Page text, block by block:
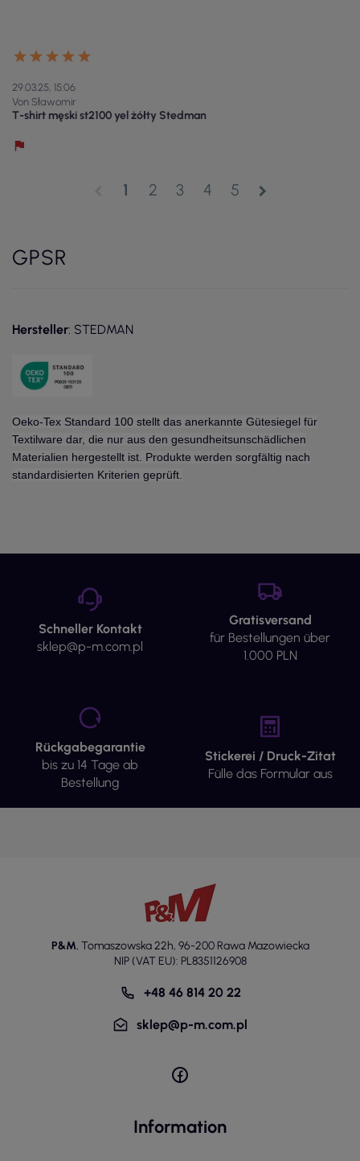
29.03.25, 15:06
Von Sławomir
T-shirt męski st2100 yel żółty Stedman
1 2 3 4 5 chevron_right
GPSR
Hersteller: STEDMAN
Oeko-Tex Standard 100 stellt das anerkannte Gütesiegel für
Textilware dar, die nur aus den gesundheitsunschädlichen
Materialien hergestellt ist. Produkte werden sorgfältig nach
standardisierten Kriterien geprüft.
Schneller Kontakt
sklep@p-m.com.pl
Gratisversand
für Bestellungen über
1.000 PLN
Rückgabegarantie
bis zu 14 Tage ab
Bestellung
Stickerei / Druck-Zitat
Fülle das Formular aus
P&M, Tomaszowska 22h, 96-200 Rawa Mazowiecka
NIP (VAT EU): PL8351126908
+48 46 814 20 22
sklep@p-m.com.pl
Information